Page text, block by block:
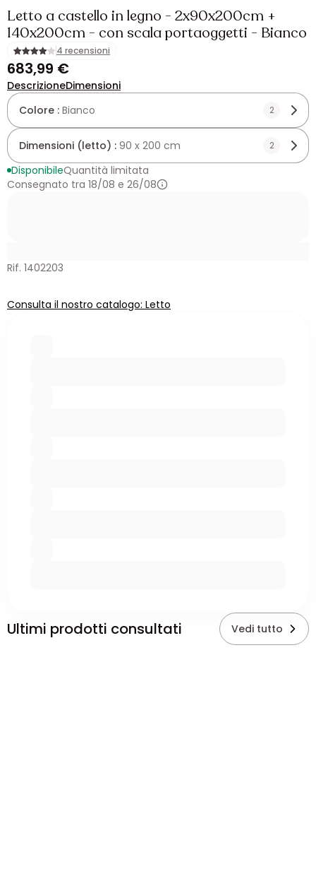
Letto a castello in legno - 2x90x200cm +
140x200cm - con scala portaoggetti - Bianco
4 recensioni
683,99 €
DescrizioneDimensioni
Colore : Bianco 2
Dimensioni (letto) : 90 x 200 cm 2
DisponibileQuantità limitata
Consegnato tra 18/08 e 26/08
Rif. 1402203
Consulta il nostro catalogo: Letto
Ultimi prodotti consultati Vedi tutto